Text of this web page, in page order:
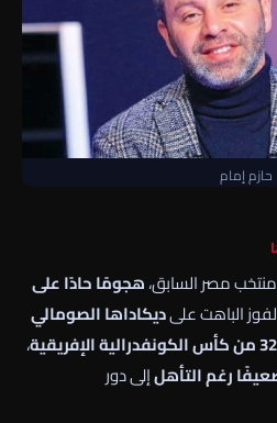
حازم إمام
مصر السابق،هجومًا حادًا على
الباهت علىديكاداها الصومالي
،
رغم التأهلإلى دور